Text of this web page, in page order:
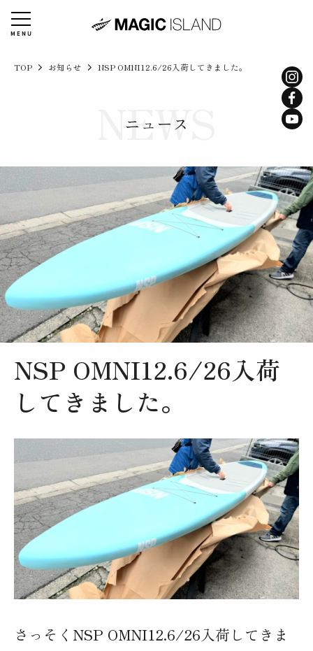
STORE
マジックアイランドについて
TOP
マジックアイランドの想い
アクティビティ
ギャラリー
オンラインショップ
TOP お知らせ NSP OMNI12.6/26入荷してきました。
ニュース
NSP OMNI12.6/26入荷
してきました。
さっそくNSP OMNI12.6/26入荷してきま